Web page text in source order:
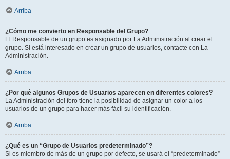
Arriba
¿Cómo me convierto en Responsable del Grupo?
El Responsable de un grupo es asignado por La Administración al crear el
grupo. Si está interesado en crear un grupo de usuarios, contacte con La
Administración.
Arriba
¿Por qué algunos Grupos de Usuarios aparecen en diferentes colores?
La Administración del foro tiene la posibilidad de asignar un color a los
usuarios de un grupo para hacer más fácil su identificación.
Arriba
¿Qué es un “Grupo de Usuarios predeterminado”?
Si es miembro de más de un grupo por defecto, se usará el “predeterminado”